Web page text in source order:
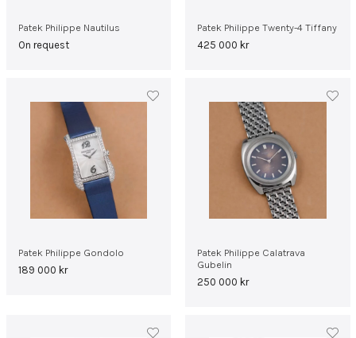
Patek Philippe Nautilus
On request
Patek Philippe Twenty-4 Tiffany
425 000 kr
Patek Philippe Gondolo
189 000 kr
Patek Philippe Calatrava
Gubelin
250 000 kr